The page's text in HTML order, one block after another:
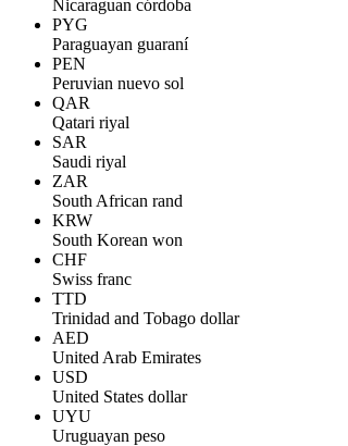
Nicaraguan córdoba
PYG
Paraguayan guaraní
PEN
Peruvian nuevo sol
QAR
Qatari riyal
SAR
Saudi riyal
ZAR
South African rand
KRW
South Korean won
CHF
Swiss franc
TTD
Trinidad and Tobago dollar
AED
United Arab Emirates
USD
United States dollar
UYU
Uruguayan peso